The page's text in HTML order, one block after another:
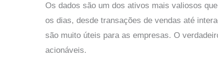
Os dados são um dos ativos mais valiosos
os dias, desde transações de vendas até
são muito úteis para as empresas. O
acionáveis.